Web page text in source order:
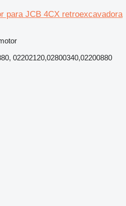
para JCB 4CX retroexcavadora
02202120,02800340,02200880